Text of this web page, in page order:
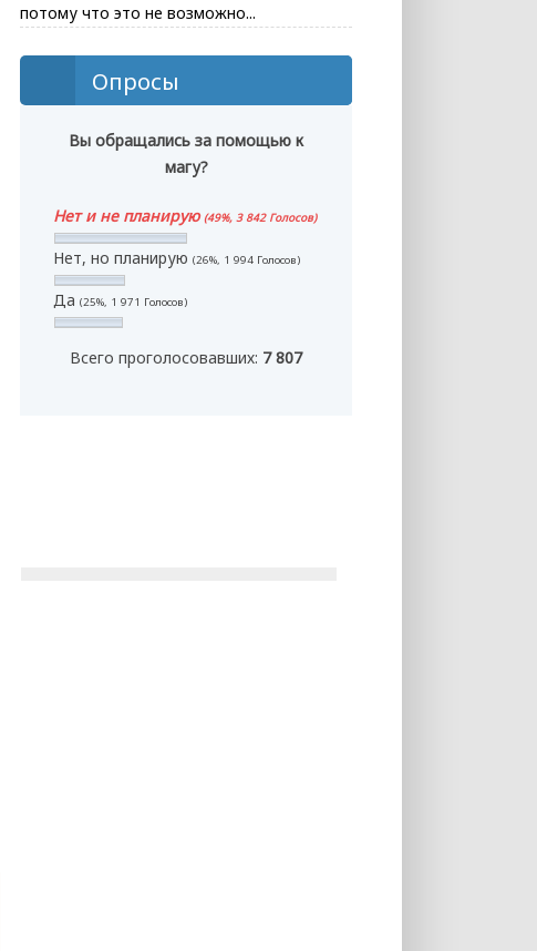
потому что это не возможно...
Опросы
Вы обращались за помощью к
магу?
Нет и не планирую(49%, 3 842 Голосов)
Нет, но планирую (26%, 1 994 Голосов)
Да (25%, 1 971 Голосов)
Всего проголосовавших: 7 807